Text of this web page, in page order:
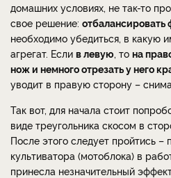
домашних условиях, не так-то
свое решение: отбалансировать
необходимо убедиться, в какую
агрегат. Если в левую, то на
нож и немного отрезать у него
уводит в правую сторону –
Так вот, для начала стоит
виде треугольника скосом в
После этого следует пройтись –
культиватора (мотоблока) в
принесла незначительный